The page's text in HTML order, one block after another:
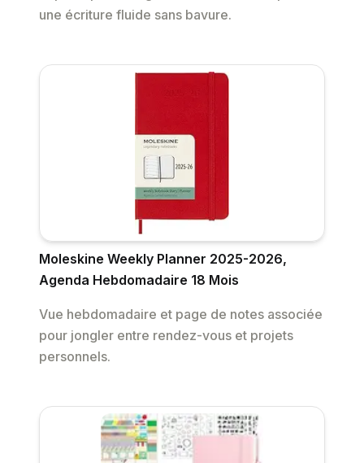
une écriture fluide sans bavure.
Moleskine Weekly Planner 2025-2026,
Agenda Hebdomadaire 18 Mois
Vue hebdomadaire et page de notes associée
pour jongler entre rendez-vous et projets
personnels.